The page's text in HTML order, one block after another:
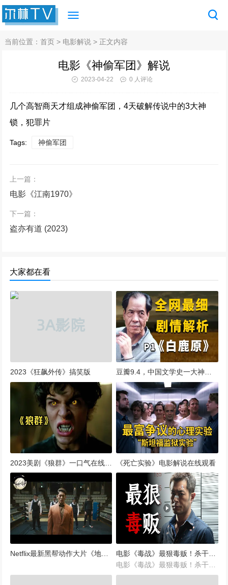
当前位置：首页 > 电影解说 > 正文内容
电影《神偷军团》解说
2023-04-22 0 人评论
几个高智商天才组成神偷军团，4天破解传说中的3大神
锁，犯罪片
Tags: 神偷军团
上一篇：
电影《江南1970》
下一篇：
盗亦有道 (2023)
大家都在看
2023《狂飙外传》搞笑版
2023美剧《狼群》一口气在线看完全集中文解说 《死亡实验》电影解说在线观看
Netflix最新黑帮动作大片《地狱犬》冷血暴力、拳拳到肉，一次爽个够！
电影《毒战》最狠毒贩！杀干爹，灭徒弟，害死十几名缉毒警
电影《毒战》最狠毒贩！杀干爹，灭徒弟，害死十几名缉毒警